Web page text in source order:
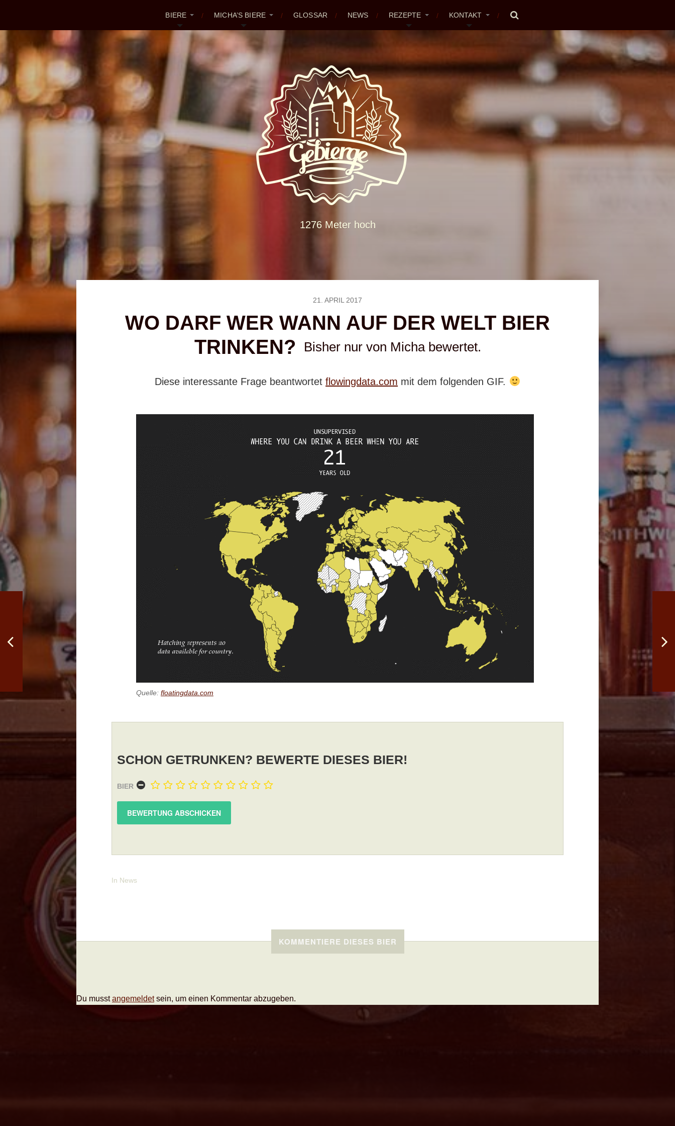
BIERE MICHA’S BIERE GLOSSAR NEWS REZEPTE KONTAKT
1276 Meter hoch
21. APRIL 2017
WO DARF WER WANN AUF DER WELT BIER
TRINKEN?
Bisher nur von Micha bewertet.
Diese interessante Frage beantwortetflowingdata.com mit dem folgenden GIF.
Quelle: floatingdata.com
SCHON GETRUNKEN? BEWERTE DIESES BIER!
BIER
In News
KOMMENTIERE DIESES BIER
Du musstangemeldetsein, um einen Kommentar abzugeben.